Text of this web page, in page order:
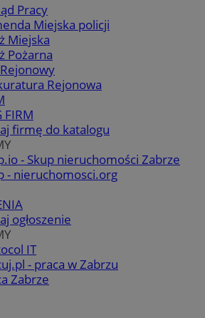
Pracy
Miejska policji
Miejska
Pożarna
Rejonowa
FIRM
firmę do katalogu
- Skup nieruchomości Zabrze
- nieruchomosci.org
ogłoszenie
IT
- praca w Zabrzu
Zabrze